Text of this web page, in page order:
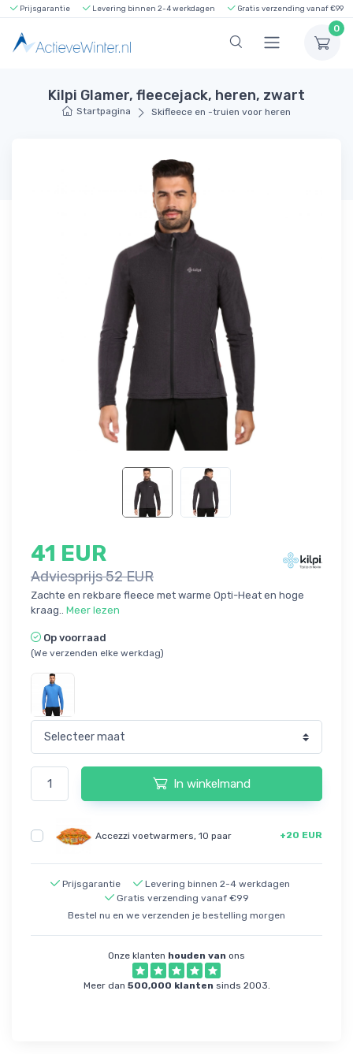
Prijsgarantie Levering binnen 2-4 werkdagen Gratis verzending vanaf €99
0
Kilpi Glamer, fleecejack, heren, zwart
Startpagina Skifleece en -truien voor heren
41 EUR
Adviesprijs 52 EUR
Zachte en rekbare fleece met warme Opti-Heat en hoge
kraag.. Meer lezen
Op voorraad
(We verzenden elke werkdag)
In winkelmand
Accezzi voetwarmers, 10 paar +20 EUR
Prijsgarantie
Levering binnen 2-4 werkdagen
Gratis verzending vanaf €99
Bestel nu en we verzenden je bestelling morgen
Onze klanten houden van ons
Meer dan 500,000 klanten sinds 2003.